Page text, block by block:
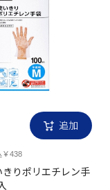
追加
￥438
りポリエチレン手